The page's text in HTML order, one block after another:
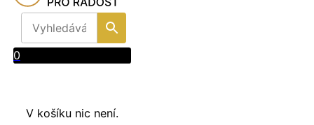
0
V košíku nic není.